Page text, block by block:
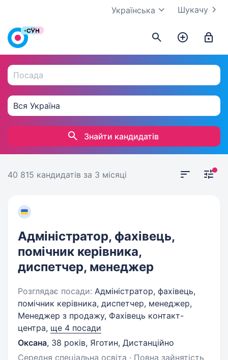
Шукачу
Українська
Знайти кандидатів
40 815 кандидатів за 3 місяці
Адміністратор, фахівець,
помічник керівника,
диспетчер, менеджер
Розглядає посади: Адміністратор, фахівець,
помічник керівника, диспетчер, менеджер,
Менеджер з продажу, Фахівець контакт-
центра, ще 4 посади
Оксана, 38 років, Яготин, Дистанційно
Середня спеціальна освіта · Повна зайнятість